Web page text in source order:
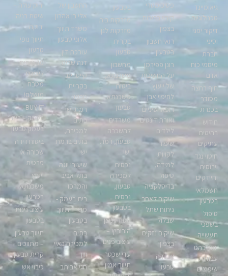
גיאומיינד
טכנולוגיות
דיקור יפני
וסיני
חברת
מיסמי כוח
אדם
חוף רחצה
מסודר
בכנרת
חידוש
רהיטים
עתיקים
חיטוי נגד
וירוסים
וחיידקים
חשמלאי
בטבעון
טיפול
בשפכי
תעשייה
יואב בהט
עבודות
שיפוצים
פסיכומטרי
קירוי בריכות
בצפון
רואי חשבון
בטבעון
רונן פפירמן
על החשיבות
של ייעוץ
לחיפוי אבן
רופאי שיניים
ואורתודונטים
לילדים
שיפור
לקויות
למידה,
טיפול
בדיסלקציה
שיקום לאחר
ניתוח שתל
שבלול
שיקום נזקים
בצפון
שמירה
טבעון
בטבעון
מזרקות בית
מזרקות לגן
בקרית
טבעון
מחשבון
משכנתא,
ביטוח
משכנתא
טבעון
משרדים
להשכרה
טבעון, רמת
ישי
נכסים
למכירה
טבעון,
נכסים
בטבעון
סטודיו ניצן
הורוביץ –
עיצוב פנים
עדי שכטר –
תיווך אמין
החשבון של
אלי בן אהרון
משרד תיווך
אלוני טבעון
עורכת דין
דנה שביט
קייטרינג
בקריית
טבעון
רמת ישי
בתים
למכירה,
בתים ברמת
ישי
שיעורי יוגה
בתל אביב
והמרכז
בית בעמק -
משרד תיווך
בטבעון
בתים
למכירה באיי
יוון
חגי אביתר
ירוק עולה –
שיטת בניה
ירוקה
תיווך נופי
טבעון
10 טיפים
ליצירת
מטבח
מושלם!
BUY-IT
בעמק – בית
בעמק טבעון
ביטוח דירה
שכורה או
פרטית
ייעוץ
משכנתא
בטבעון
עיצוב גינות
בטבעון
תיווך טבעון
– מתווכים
קרית טבעון
כיבוי אש